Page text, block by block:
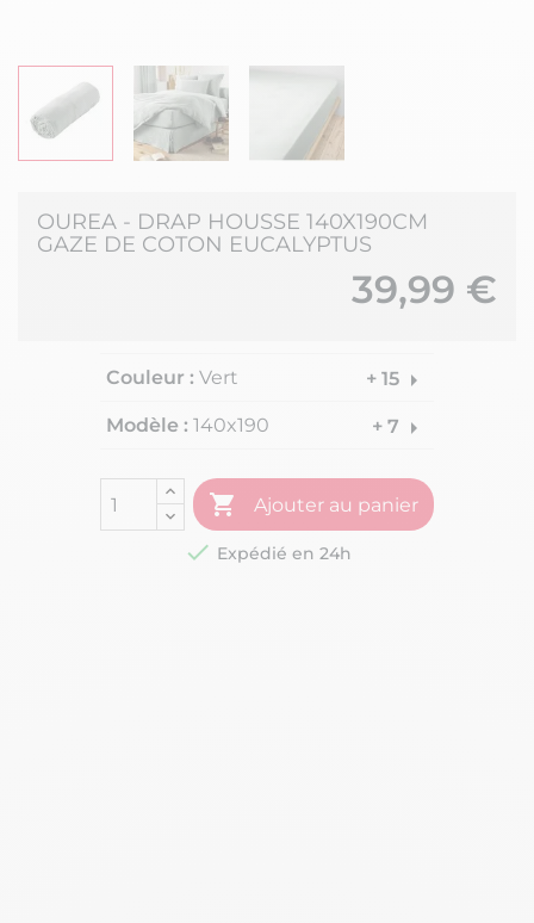
OUREA - DRAP HOUSSE 140X190CM
GAZE DE COTON EUCALYPTUS
39,99 €
Couleur : Vert + 15 arrow_right
Modèle : 140x190 + 7 arrow_right
 Ajouter au panier
 Expédié en 24h